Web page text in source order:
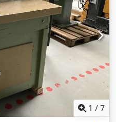
1 /7